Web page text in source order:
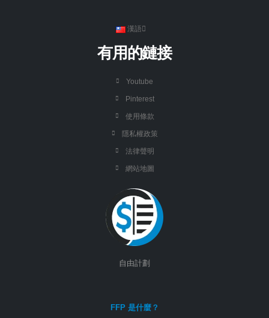
漢語
有用的鏈接
Youtube
Pinterest
使用條款
隱私權政策
法律聲明
網站地圖
自由計劃
FFP 是什麼？